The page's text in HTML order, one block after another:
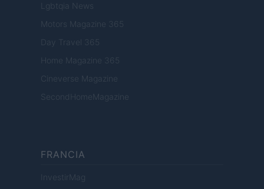
Lgbtqia News
Motors Magazine 365
Day Travel 365
Home Magazine 365
Cineverse Magazine
SecondHomeMagazine
FRANCIA
InvestirMag